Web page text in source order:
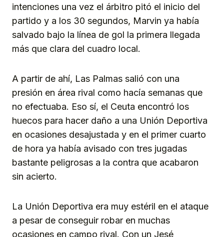
intenciones una vez el árbitro pitó el inicio del
partido y a los 30 segundos, Marvin ya había
salvado bajo la línea de gol la primera llegada
más que clara del cuadro local.
A partir de ahí, Las Palmas salió con una
presión en área rival como hacía semanas que
no efectuaba. Eso sí, el Ceuta encontró los
huecos para hacer daño a una Unión Deportiva
en ocasiones desajustada y en el primer cuarto
de hora ya había avisado con tres jugadas
bastante peligrosas a la contra que acabaron
sin acierto.
La Unión Deportiva era muy estéril en el ataque
a pesar de conseguir robar en muchas
ocasiones en campo rival. Con un Jesé